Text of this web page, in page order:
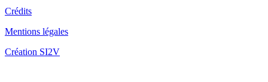
Crédits
Mentions légales
Création SI2V